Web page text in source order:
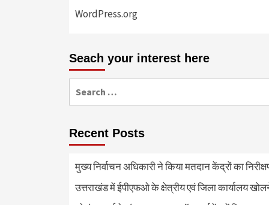
WordPress.org
Seach your interest here
for:
Recent Posts
मुख्य निर्वाचन अधिकारी ने किया मतदान केंद्रों का
उत्तराखंड में ईपीएफओ के क्षेत्रीय एवं जिला कार्यालय